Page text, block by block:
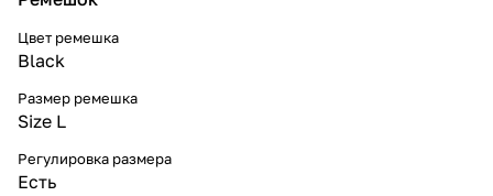
Цвет ремешка
Black
Размер ремешка
Size L
Регулировка размера
Есть